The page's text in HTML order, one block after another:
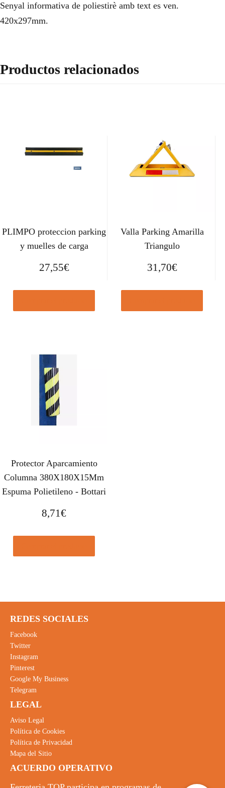
Senyal informativa de poliestirè amb text es ven.
420x297mm.
Productos relacionados
PLIMPO proteccion parking
y muelles de carga
27,55€
Valla Parking Amarilla
Triangulo
31,70€
Protector Aparcamiento
Columna 380X180X15Mm
Espuma Polietileno - Bottari
8,71€
REDES SOCIALES
Facebook
Twitter
Instagram
Pinterest
Google My Business
Telegram
LEGAL
Aviso Legal
Política de Cookies
Política de Privacidad
Mapa del Sitio
ACUERDO OPERATIVO